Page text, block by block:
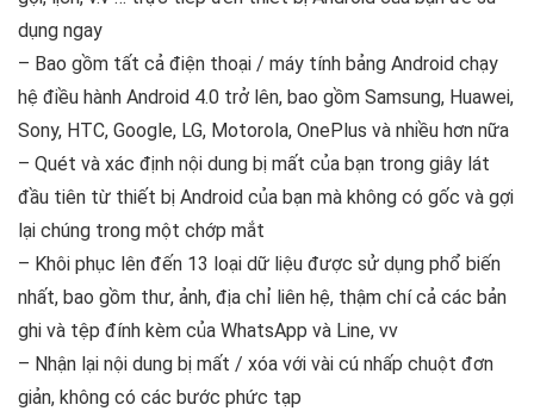
dụng ngay
– Bao gồm tất cả điện thoại / máy tính bảng Android chạy
hệ điều hành Android 4.0 trở lên, bao gồm Samsung, Huawei,
Sony, HTC, Google, LG, Motorola, OnePlus và nhiều hơn nữa
– Quét và xác định nội dung bị mất của bạn trong giây lát
đầu tiên từ thiết bị Android của bạn mà không có gốc và gợi
lại chúng trong một chớp mắt
– Khôi phục lên đến 13 loại dữ liệu được sử dụng phổ biến
nhất, bao gồm thư, ảnh, địa chỉ liên hệ, thậm chí cả các bản
ghi và tệp đính kèm của WhatsApp và Line, vv
– Nhận lại nội dung bị mất / xóa với vài cú nhấp chuột đơn
giản, không có các bước phức tạp